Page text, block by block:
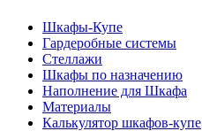
Шкафы-Купе
Гардеробные системы
Стеллажи
Шкафы по назначению
Наполнение для Шкафа
Материалы
Калькулятор шкафов-купе